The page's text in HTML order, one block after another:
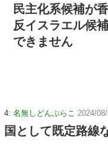
民主化系候補が
反イスラエル候
できません
4: 名無しどんぶらこ 2024/
国として既定路線